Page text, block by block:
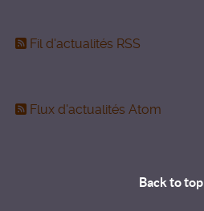
Fil d'actualités RSS
Flux d'actualités Atom
Back to top